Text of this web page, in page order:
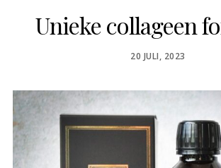
Unieke collageen
POSTED
20 JULI, 2023